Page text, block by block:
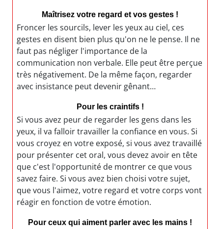
Maîtrisez votre regard et vos gestes !
Froncer les sourcils, lever les yeux au ciel, ces
gestes en disent bien plus qu'on ne le pense. Il ne
faut pas négliger l'importance de la
communication non verbale. Elle peut être perçue
très négativement. De la même façon, regarder
avec insistance peut devenir gênant…
Pour les craintifs !
Si vous avez peur de regarder les gens dans les
yeux, il va falloir travailler la confiance en vous. Si
vous croyez en votre exposé, si vous avez travaillé
pour présenter cet oral, vous devez avoir en tête
que c'est l'opportunité de montrer ce que vous
savez faire. Si vous avez bien choisi votre sujet,
que vous l'aimez, votre regard et votre corps vont
réagir en fonction de votre émotion.
Pour ceux qui aiment parler avec les mains !